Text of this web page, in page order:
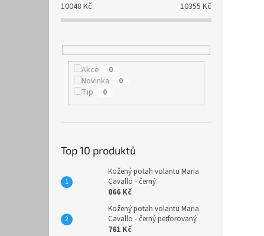
10048 Kč 10355 Kč
Akce 0
Novinka 0
Tip 0
Top 10 produktů
Kožený potah volantu Maria
Cavallo - černý
866 Kč
Kožený potah volantu Maria
Cavallo - černý perforovaný
761 Kč